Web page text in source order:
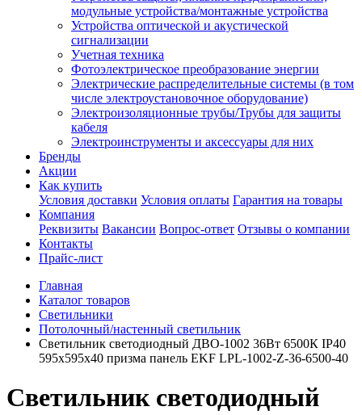
модульные устройства/монтажные устройства
Устройства оптической и акустической
сигнализации
Учетная техника
Фотоэлектрическое преобразование энергии
Электрические распределительные системы (в том
числе электроустановочное оборудование)
Электроизоляционные трубы/Трубы для защиты
кабеля
Электроинструменты и аксессуары для них
Бренды
Акции
Как купить
Условия доставки Условия оплаты Гарантия на товары
Компания
Реквизиты Вакансии Вопрос-ответ Отзывы о компании
Контакты
Прайс-лист
Главная
Каталог товаров
Светильники
Потолочный/настенный светильник
Светильник светодиодный ДВО-1002 36Вт 6500К IP40
595х595х40 призма панель EKF LPL-1002-Z-36-6500-40
Светильник светодиодный